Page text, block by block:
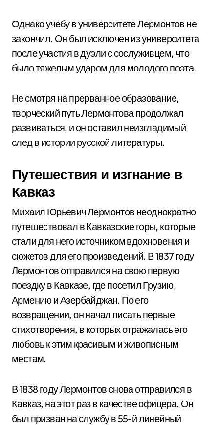
Однако учебу в университете Лермонтов не
закончил. Он был исключен из университета
после участия в дуэли с сослуживцем, что
было тяжелым ударом для молодого поэта.
Не смотря на прерванное образование,
творческий путь Лермонтова продолжал
развиваться, и он оставил неизгладимый
след в истории русской литературы.
Путешествия и изгнание в
Кавказ
Михаил Юрьевич Лермонтов неоднократно
путешествовал в Кавказские горы, которые
стали для него источником вдохновения и
сюжетов для его произведений. В 1837 году
Лермонтов отправился на свою первую
поездку в Кавказе, где посетил Грузию,
Армению и Азербайджан. По его
возвращении, он начал писать первые
стихотворения, в которых отражалась его
любовь к этим красивым и живописным
местам.
В 1838 году Лермонтов снова отправился в
Кавказ, на этот раз в качестве офицера. Он
был призван на службу в 55-й линейный